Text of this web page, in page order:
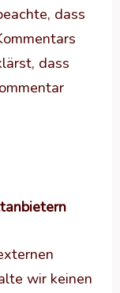
dass
dass
wir keinen